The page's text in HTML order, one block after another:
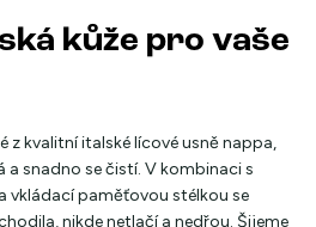
kůže pro vaše
z kvalitní italské lícové usně nappa,
snadno se čistí. V kombinaci s
vkládací paměťovou stélkou se
nikde netlačí a nedřou. Šijeme